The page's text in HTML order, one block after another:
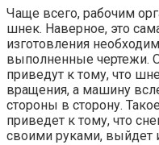
Чаще всего, рабочим
шнек. Наверное, это
изготовления
выполненные чертежи.
приведут к тому, что
вращения, а машину
стороны в сторону.
приведет к тому, что
своими руками, выйдет